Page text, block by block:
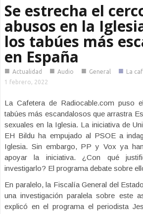
Se estrecha el
abusos en la
los tabúes más
en España
■ Actualidad ■ Audio ■ General ■ La
1 febrero, 2022
La Cafetera de Radiocable.com puso
tabúes más escandalosos que arrastra
sexuales en la Iglesia. La iniciativa de
EH Bildu ha empujado al PSOE a
Iglesia. Sin embargo, PP y Vox ya
apoyar la iniciativa. ¿Con qué
investigarlo? El programa debate sobre
En paralelo, la Fiscalía General del
una investigación paralela sobre este
explicó en el programa el periodista